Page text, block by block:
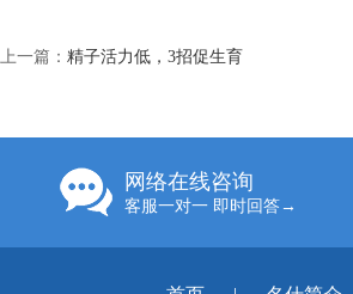
上一篇： 精子活力低，3招促生育
网络在线咨询
客服一对一 即时回答→